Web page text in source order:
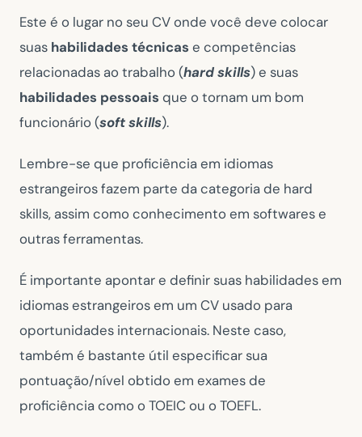
Este é o lugar no seu CV onde você deve colocar
suas habilidades técnicas e competências
relacionadas ao trabalho (hard skills) e suas
habilidades pessoais que o tornam um bom
funcionário (soft skills).
Lembre-se que proficiência em idiomas
estrangeiros fazem parte da categoria de hard
skills, assim como conhecimento em softwares e
outras ferramentas.
É importante apontar e definir suas habilidades em
idiomas estrangeiros em um CV usado para
oportunidades internacionais. Neste caso,
também é bastante útil especificar sua
pontuação/nível obtido em exames de
proficiência como o TOEIC ou o TOEFL.